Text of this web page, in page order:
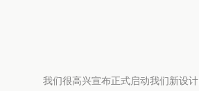
我们很高兴宣布正式启动我们新设